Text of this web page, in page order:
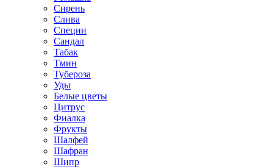
Сирень
Слива
Специи
Сандал
Табак
Тмин
Тубероза
Уды
Белые цветы
Цитрус
Фиалка
Фрукты
Шалфей
Шафран
Шипр